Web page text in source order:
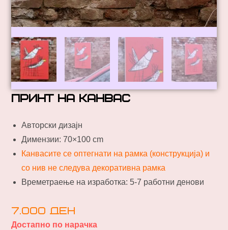
принт на канвас
Авторски дизајн
Димензии: 70×100 cm
Канвасите се оптегнати на рамка (конструкција) и
со нив не следува декоративна рамка
Времетраење на изработка: 5-7 работни денови
7.000ден
Достапно по нарачка